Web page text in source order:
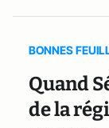
BONNES
Quand
de la